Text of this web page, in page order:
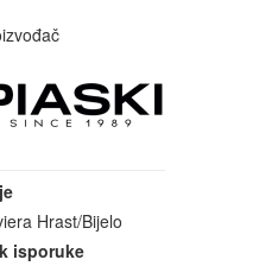
Hrast/Bijelo
isporuke